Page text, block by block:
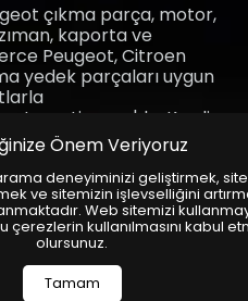
çıkma parça, motor,
kaporta ve
Peugeot, Citroen
yedek parçaları uygun
Kredi
taksit fırsatı ile yedek
adresine gelsin.
Otomotiv.
Tüm Hakları
Önem Veriyoruz
deneyiminizi geliştirmek, site
ve sitemizin işlevselliğini
Web sitemizi
kullanılmasını kabul
olursunuz.
Tamam